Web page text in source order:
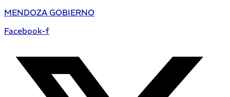
MENDOZA GOBIERNO
Facebook-f